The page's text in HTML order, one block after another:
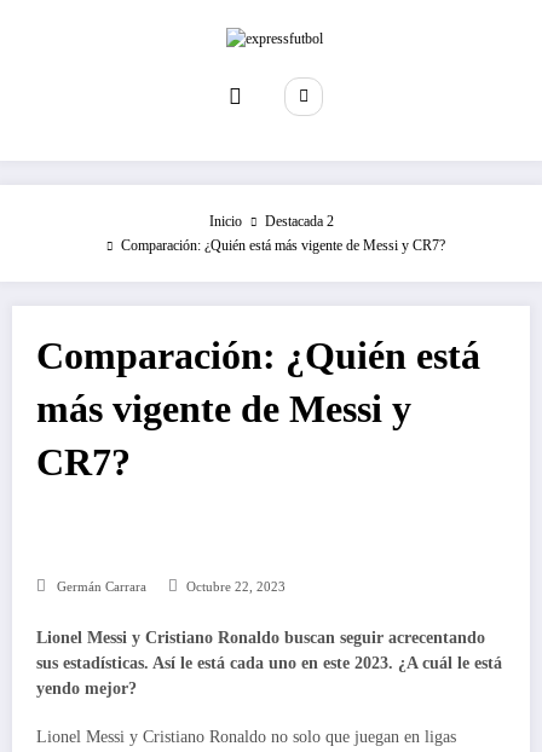
Inicio
Destacada 2
Comparación: ¿Quién está más vigente de Messi y CR7?
Comparación: ¿Quién está
más vigente de Messi y
CR7?
Germán Carrara Octubre 22, 2023
Lionel Messi y Cristiano Ronaldo buscan seguir acrecentando
sus estadísticas. Así le está cada uno en este 2023. ¿A cuál le está
yendo mejor?
Lionel Messi y Cristiano Ronaldo no solo que juegan en ligas